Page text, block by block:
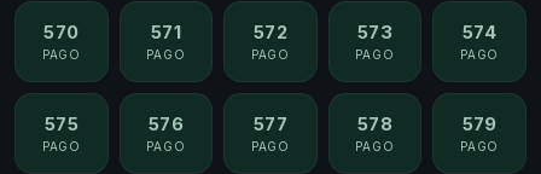
570
PAGO
571
PAGO
572
PAGO
573
PAGO
574
PAGO
575
PAGO
576
PAGO
577
PAGO
578
PAGO
579
PAGO